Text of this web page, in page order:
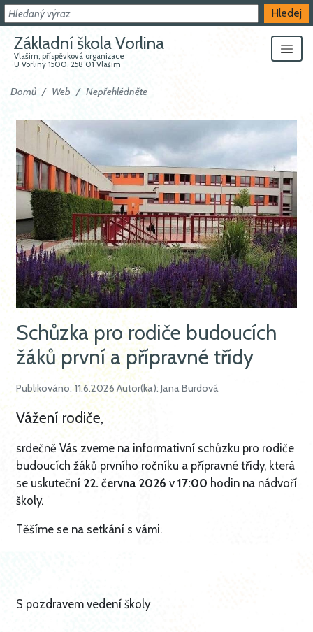
Hledat
Hledej
Základní škola Vorlina
Vlašim, příspěvková organizace
U Vorliny 1500, 258 01 Vlašim
Domů Web Nepřehlédněte
Schůzka pro rodiče budoucích
žáků první a přípravné třídy
Publikováno: 11.6.2026 Autor(ka): Jana Burdová
Vážení rodiče,
srdečně Vás zveme na informativní schůzku pro rodiče
budoucích žáků prvního ročníku a přípravné třídy, která
se uskuteční 22. června 2026 v 17:00 hodin na nádvoří
školy.
Těšíme se na setkání s vámi.
S pozdravem vedení školy